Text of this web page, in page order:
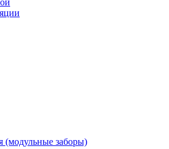
(модульные заборы)